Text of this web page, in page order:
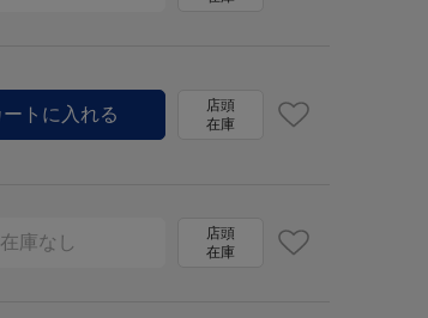
店頭
在庫
在庫なし
店頭
在庫